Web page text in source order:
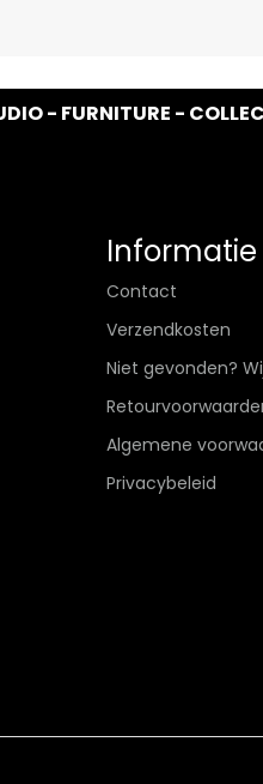
- FURNITURE -
Informatie
Contact
Verzendkosten
Niet gevonden?
Algemene
Privacybeleid